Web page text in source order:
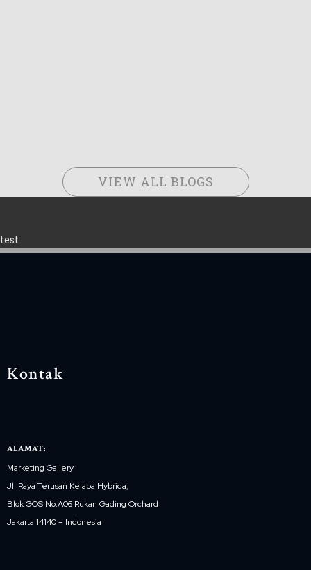
VIEW ALL BLOGS
test
Kontak
ALAMAT:
Marketing Gallery
Jl. Raya Terusan Kelapa Hybrida,
Blok GOS No.A06 Rukan Gading Orchard
Jakarta 14140 – Indonesia